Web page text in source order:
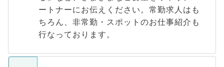
ートナーにお伝えください。常勤求人はも
ちろん、非常勤・スポットのお仕事紹介も
行なっております。